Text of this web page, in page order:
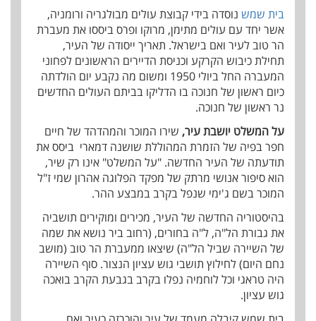
בית שמש נוסדה בידי קבוצת עולים מבולגריה ורומניה,
אשר יחד עם עולים מתימן, מרוקו ופרס ביססו את מעברת
הר טוב לעיר ואם בישראל. תאריך ייסודה של העיר,
תחילת כיבוש הקרקע וכניסת הדיירים הראשונים לפחוני
המעברה החל ביולי 1950 ומשום מה נקבע יום הולדתה
כיום ראשון של חנוכה בו הדליקו בביתם העולים החדשים
נר ראשון של חנוכה.
על המשלט יושבת עיר, שירו המוכר והמהדהד של חיים
חפר בפיה של הזמרת המהוללת שושנה דמארי ביסס את
תודעתה של העיר החדשה. "על המשלט" אינו רק שיר,
הוא סיפור אנושי מרתק של מפקד הפלוגה אהרון שמי ז"ל
המוכר בשם ג'ימי שנפל בקרב במבצע ההר.
בהיסטוריה החדשה של העיר, מכירים ומוקירים תושביה
את גבורת הל"ה, ל"ה בחורים, (רחוב ביר נושא את שמה
של השיירה שביל הל"ה) שיצאו ממעברת הר טוב (מושב
נחם היום) לחילוץ תושבי גוש עציון הנצור. סוף השיירה
היה טראגי וכל לוחמיה נפלו בקרב בגבעת הקרב בואכה
גוש עציון.